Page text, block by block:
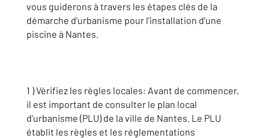
vous guiderons à travers les étapes clés de la
démarche d'urbanisme pour l'installation d'une
piscine à Nantes.
1 ) Vérifiez les règles locales: Avant de commencer,
il est important de consulter le plan local
d'urbanisme (PLU) de la ville de Nantes. Le PLU
établit les règles et les réglementations